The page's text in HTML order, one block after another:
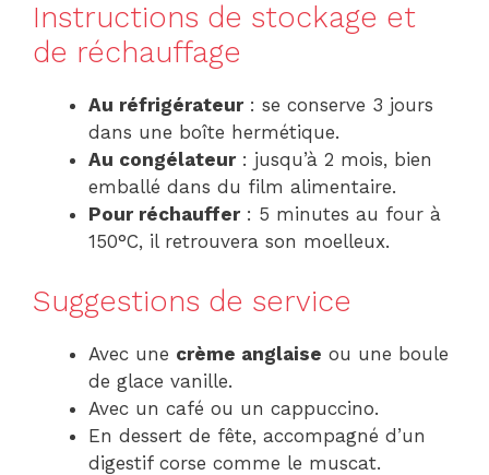
Instructions de stockage et
de réchauffage
Au réfrigérateur: se conserve 3 jours
dans une boîte hermétique.
Au congélateur: jusqu’à 2 mois, bien
emballé dans du film alimentaire.
Pour réchauffer: 5 minutes au four à
150°C, il retrouvera son moelleux.
Suggestions de service
Avec une crème anglaise ou une boule
de glace vanille.
Avec un café ou un cappuccino.
En dessert de fête, accompagné d’un
digestif corse comme le muscat.